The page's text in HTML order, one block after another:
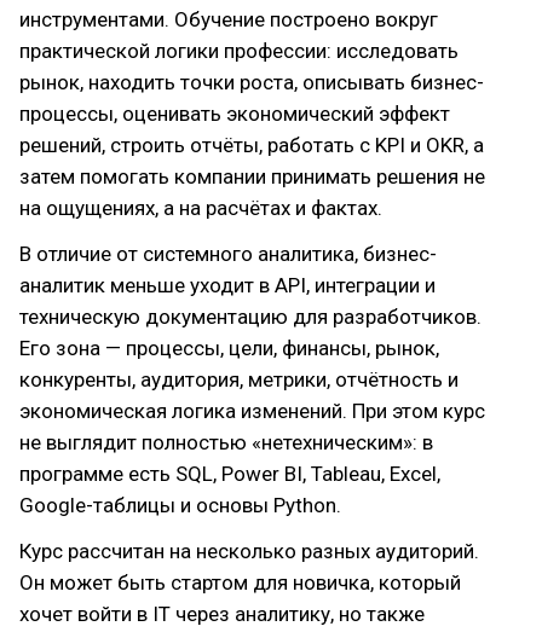
инструментами. Обучение построено вокруг
практической логики профессии: исследовать
рынок, находить точки роста, описывать бизнес-
процессы, оценивать экономический эффект
решений, строить отчёты, работать с KPI и OKR, а
затем помогать компании принимать решения не
на ощущениях, а на расчётах и фактах.
В отличие от системного аналитика, бизнес-
аналитик меньше уходит в API, интеграции и
техническую документацию для разработчиков.
Его зона — процессы, цели, финансы, рынок,
конкуренты, аудитория, метрики, отчётность и
экономическая логика изменений. При этом курс
не выглядит полностью «нетехническим»: в
программе есть SQL, Power BI, Tableau, Excel,
Google-таблицы и основы Python.
Курс рассчитан на несколько разных аудиторий.
Он может быть стартом для новичка, который
хочет войти в IT через аналитику, но также